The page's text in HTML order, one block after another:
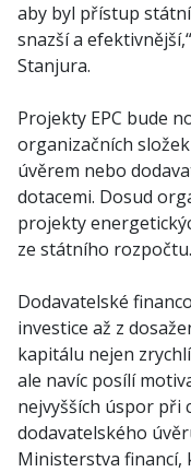
aby byl přístup
snazší a
Stanjura.
Projekty EPC bude
organizačních
úvěrem nebo
dotacemi. Dosud
projekty
ze státního rozpočtu.
Dodavatelské
investice až z
kapitálu nejen
ale navíc posílí
nejvyšších úspor při
dodavatelského
Ministerstva financí,